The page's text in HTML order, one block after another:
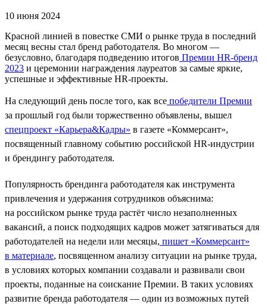
10 июня 2024
Красной линией в повестке СМИ о рынке труда в последний
месяц весны стал бренд работодателя. Во многом —
безусловно, благодаря подведению итогов Премии HR-бренд
2023 и церемонии награждения лауреатов за самые яркие,
успешные и эффективные HR-проекты.
На следующий день после того, как все победители Премии
за прошлый год были торжественно объявлены, вышел
спецпроект «Карьера&Кадры» в газете «Коммерсант»,
посвященный главному событию российской HR-индустрии
и брендингу работодателя.
Популярность брендинга работодателя как инструмента
привлечения и удержания сотрудников объяснима:
на российском рынке труда растёт число незаполненных
вакансий, а поиск подходящих кадров может затягиваться для
работодателей на недели или месяцы, пишет «Коммерсант»
в материале, посвященном анализу ситуации на рынке труда,
в условиях которых компании создавали и развивали свои
проекты, поданные на соискание Премии. В таких условиях
развитие бренда работодателя — один из возможных путей